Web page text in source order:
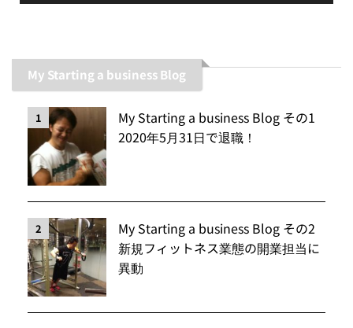
My Starting a business Blog
1
My Starting a business Blog その1
2020年5月31日で退職！
2
My Starting a business Blog その2
新規フィットネス業態の開業担当に
異動